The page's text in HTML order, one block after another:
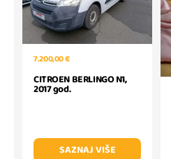
7.200,00 €
CITROEN BERLINGO N1,
2017 god.
SAZNAJ VIŠE